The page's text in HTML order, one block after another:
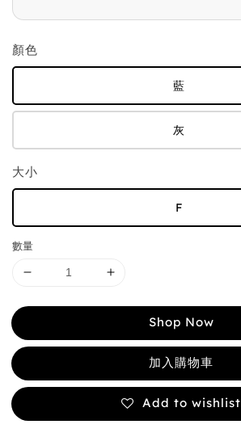
顏色
藍
灰
大小
F
數量
Shop Now
加入購物車
Add to wishlist